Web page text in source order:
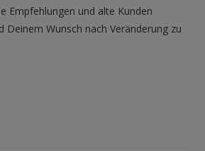
Empfehlungen und alte Kunden
Deinem Wunsch nach Veränderung zu